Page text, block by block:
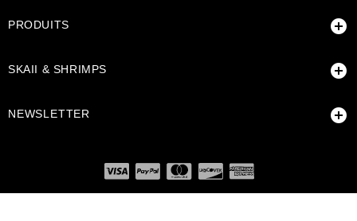
PRODUITS 
SKAII & SHRIMPS 
NEWSLETTER 